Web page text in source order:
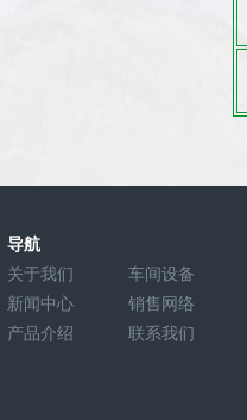
导航
关于我们
车间设备
新闻中心
销售网络
产品介绍
联系我们